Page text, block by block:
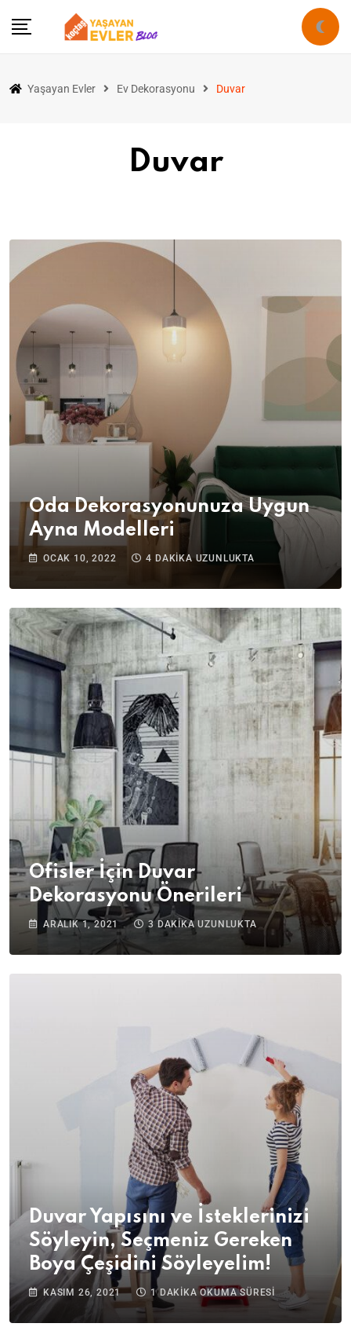
Yaşayan Evler Ev Dekorasyonu Duvar
Duvar
Oda Dekorasyonunuza Uygun
Ayna Modelleri
OCAK 10, 2022 4 DAKIKA UZUNLUKTA
Ofisler İçin Duvar
Dekorasyonu Önerileri
ARALIK 1, 2021 3 DAKIKA UZUNLUKTA
Duvar Yapısını ve İsteklerinizi
Söyleyin, Seçmeniz Gereken
Boya Çeşidini Söyleyelim!
KASIM 26, 2021 1 DAKİKA OKUMA SÜRESİ